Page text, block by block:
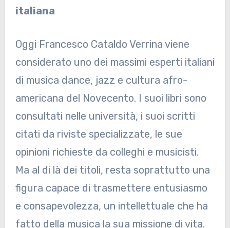
italiana
Oggi Francesco Cataldo Verrina viene
considerato uno dei massimi esperti italiani
di musica dance, jazz e cultura afro-
americana del Novecento. I suoi libri sono
consultati nelle università, i suoi scritti
citati da riviste specializzate, le sue
opinioni richieste da colleghi e musicisti.
Ma al di là dei titoli, resta soprattutto una
figura capace di trasmettere entusiasmo
e consapevolezza, un intellettuale che ha
fatto della musica la sua missione di vita.